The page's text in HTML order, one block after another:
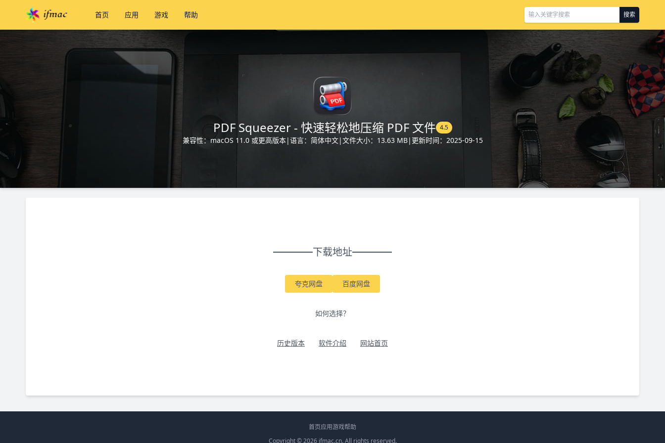
首页 应用 游戏 帮助 搜索
PDF Squeezer - 快速轻松地压缩 PDF 文件 4.5
兼容性：macOS 11.0 或更高版本|语言：简体中文|文件大小：13.63 MB| 更新时间：2025-09-15
下载地址
夸克网盘 百度网盘
如何选择？
历史版本 软件介绍 网站首页
首页应用游戏帮助
Copyright © 2026 ifmac.cn. All rights reserved.